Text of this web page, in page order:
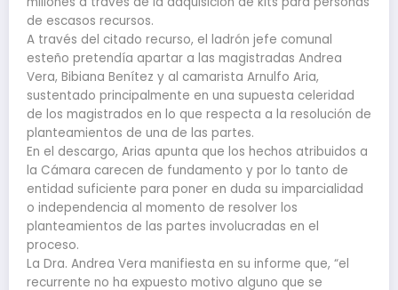
de escasos recursos.
A través del citado recurso, el ladrón jefe comunal
esteño pretendía apartar a las magistradas Andrea
Vera, Bibiana Benítez y al camarista Arnulfo Aria,
sustentado principalmente en una supuesta celeridad
de los magistrados en lo que respecta a la resolución de
planteamientos de una de las partes.
En el descargo, Arias apunta que los hechos atribuidos a
la Cámara carecen de fundamento y por lo tanto de
entidad suficiente para poner en duda su imparcialidad
o independencia al momento de resolver los
planteamientos de las partes involucradas en el
proceso.
La Dra. Andrea Vera manifiesta en su informe que, “el
recurrente no ha expuesto motivo alguno que se